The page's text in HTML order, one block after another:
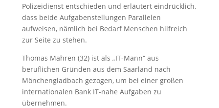
Polizeidienst entschieden und erläutert eindrücklich,
dass beide Aufgabenstellungen Parallelen
aufweisen, nämlich bei Bedarf Menschen hilfreich
zur Seite zu stehen.
Thomas Mahren (32) ist als „IT-Mann“ aus
beruflichen Gründen aus dem Saarland nach
Mönchengladbach gezogen, um bei einer großen
internationalen Bank IT-nahe Aufgaben zu
übernehmen.